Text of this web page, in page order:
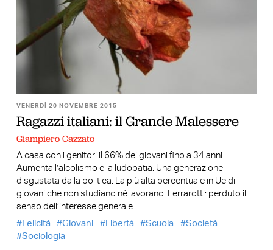
VENERDÌ 20 NOVEMBRE 2015
Ragazzi italiani: il Grande Malessere
Giampiero Cazzato
A casa con i genitori il 66% dei giovani fino a 34 anni.
Aumenta l’alcolismo e la ludopatia. Una generazione
disgustata dalla politica. La più alta percentuale in Ue di
giovani che non studiano né lavorano. Ferrarotti: perduto il
senso dell’interesse generale
Felicità
Giovani Libertà Scuola
Società
Sociologia